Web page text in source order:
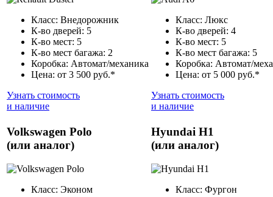
Класс: Внедорожник
К-во дверей: 5
К-во мест: 5
К-во мест багажа: 2
Коробка: Автомат/механика
Цена: от 3 500 руб.*
Узнать стоимость
и наличие
Класс: Люкс
К-во дверей: 4
К-во мест: 5
К-во мест багажа: 5
Коробка: Автомат/
Цена: от 5 000 руб.*
Узнать стоимость
и наличие
Volkswagen Polo
(или аналог)
Класс: Эконом
Hyundai H1
(или аналог)
Класс: Фургон